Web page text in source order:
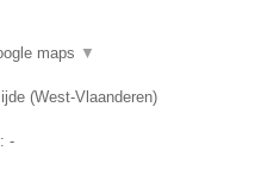
maps ▼
(West-Vlaanderen)
-